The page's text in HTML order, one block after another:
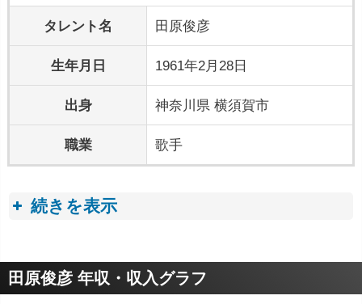
タレント名 田原俊彦
生年月日 1961年2月28日
出身 神奈川県 横須賀市
職業 歌手
続きを表示
プロフィールトピック
田原俊彦 年収・収入グラフ